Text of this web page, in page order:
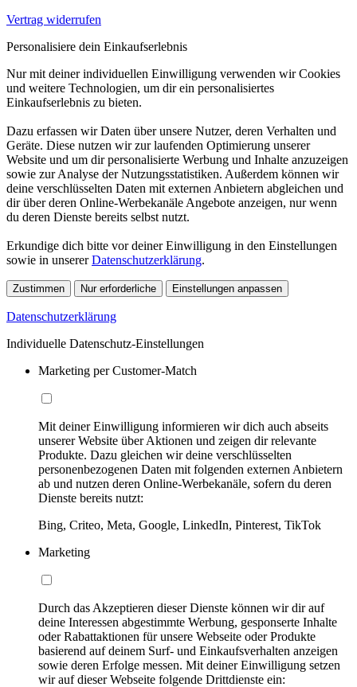
Vertrag widerrufen
Personalisiere dein Einkaufserlebnis
Nur mit deiner individuellen Einwilligung verwenden wir Cookies
und weitere Technologien, um dir ein personalisiertes
Einkaufserlebnis zu bieten.
Dazu erfassen wir Daten über unsere Nutzer, deren Verhalten und
Geräte. Diese nutzen wir zur laufenden Optimierung unserer
Website und um dir personalisierte Werbung und Inhalte anzuzeigen
sowie zur Analyse der Nutzungsstatistiken. Außerdem können wir
deine verschlüsselten Daten mit externen Anbietern abgleichen und
dir über deren Online-Werbekanäle Angebote anzeigen, nur wenn
du deren Dienste bereits selbst nutzt.
Erkundige dich bitte vor deiner Einwilligung in den Einstellungen
sowie in unsererDatenschutzerklärung.
Zustimmen Nur erforderliche Einstellungen anpassen
Datenschutzerklärung
Individuelle Datenschutz-Einstellungen
Marketing per Customer-Match
Mit deiner Einwilligung informieren wir dich auch abseits
unserer Website über Aktionen und zeigen dir relevante
Produkte. Dazu gleichen wir deine verschlüsselten
personenbezogenen Daten mit folgenden externen Anbietern
ab und nutzen deren Online-Werbekanäle, sofern du deren
Dienste bereits nutzt:
Bing, Criteo, Meta, Google, LinkedIn, Pinterest, TikTok
Marketing
Durch das Akzeptieren dieser Dienste können wir dir auf
deine Interessen abgestimmte Werbung, gesponserte Inhalte
oder Rabattaktionen für unsere Webseite oder Produkte
basierend auf deinem Surf- und Einkaufsverhalten anzeigen
sowie deren Erfolge messen. Mit deiner Einwilligung setzen
wir auf dieser Webseite folgende Drittdienste ein: